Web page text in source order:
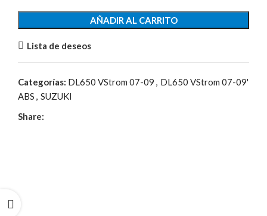
AÑADIR AL CARRITO
Lista de deseos
Categorías: DL650 VStrom 07-09 , DL650 VStrom 07-09'
ABS , SUZUKI
Share: